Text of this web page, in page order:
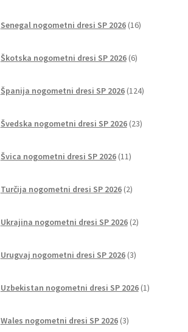
Senegal nogometni dresi SP 2026 16izdelkov
Škotska nogometni dresi SP 2026 6izdelkov
Španija nogometni dresi SP 2026 124izdelkov
Švedska nogometni dresi SP 2026 23izdelkov
Švica nogometni dresi SP 2026 11izdelkov
Turčija nogometni dresi SP 2026 2izdelka
Ukrajina nogometni dresi SP 2026 2izdelka
Urugvaj nogometni dresi SP 2026 3izdelki
Uzbekistan nogometni dresi SP 2026 1izdelek
Wales nogometni dresi SP 2026 3izdelki